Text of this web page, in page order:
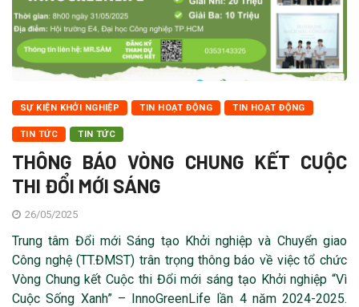
SỰ KIỆN KHỞI NGHIỆP TIN HOẠT ĐỘNG TIN HOẠT ĐỘNG
TIN TỨC TIN TỨC
THÔNG BÁO VÒNG CHUNG KẾT CUỘC
THI ĐỔI MỚI SÁNG
26/05/2025
Trung tâm Đổi mới Sáng tạo Khởi nghiệp và Chuyển giao
Công nghệ (TT.ĐMST) trân trọng thông báo về việc tổ chức
Vòng Chung kết Cuộc thi Đổi mới sáng tạo Khởi nghiệp “Vì
Cuộc Sống Xanh” – InnoGreenLife lần 4 năm 2024-2025.